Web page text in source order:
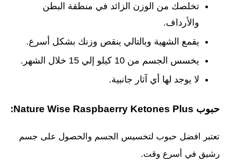
تخلصك من الوزن الزائد في منطقة البطن
والأرداف.
يقمع الشهية وبالتالي ينقص وزنك بشكل أسرع.
يخسس الجسم من 10 كيلو إلي 15 خلال الشهر.
لا يوجد لها أي آثار جانبية.
حبوب Nature Wise Raspbaerry Ketones Plus:
تعتبر افضل حبوب لتخسيس الجسم والحصول على جسم
رشيق في أسرع وقت.